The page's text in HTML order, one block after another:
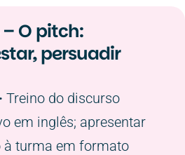
O pitch:
persuadir
Treino do discurso
em inglês; apresentar
à turma em formato